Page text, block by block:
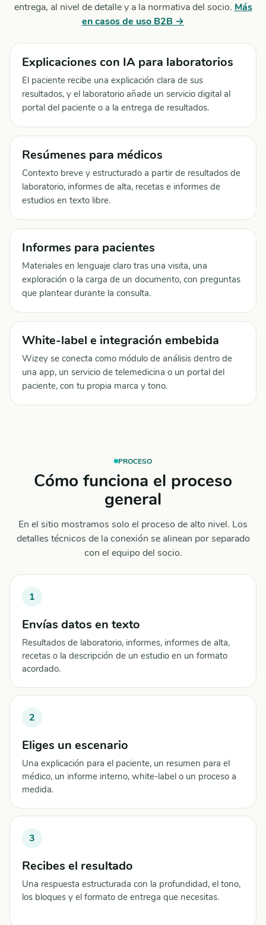
entrega, al nivel de detalle y a la normativa del socio. Más
en casos de uso B2B →
Explicaciones con IA para laboratorios
El paciente recibe una explicación clara de sus
resultados, y el laboratorio añade un servicio digital al
portal del paciente o a la entrega de resultados.
Resúmenes para médicos
Contexto breve y estructurado a partir de resultados de
laboratorio, informes de alta, recetas e informes de
estudios en texto libre.
Informes para pacientes
Materiales en lenguaje claro tras una visita, una
exploración o la carga de un documento, con preguntas
que plantear durante la consulta.
White-label e integración embebida
Wizey se conecta como módulo de análisis dentro de
una app, un servicio de telemedicina o un portal del
paciente, con tu propia marca y tono.
PROCESO
Cómo funciona el proceso
general
En el sitio mostramos solo el proceso de alto nivel. Los
detalles técnicos de la conexión se alinean por separado
con el equipo del socio.
1
Envías datos en texto
Resultados de laboratorio, informes, informes de alta,
recetas o la descripción de un estudio en un formato
acordado.
2
Eliges un escenario
Una explicación para el paciente, un resumen para el
médico, un informe interno, white-label o un proceso a
medida.
3
Recibes el resultado
Una respuesta estructurada con la profundidad, el tono,
los bloques y el formato de entrega que necesitas.